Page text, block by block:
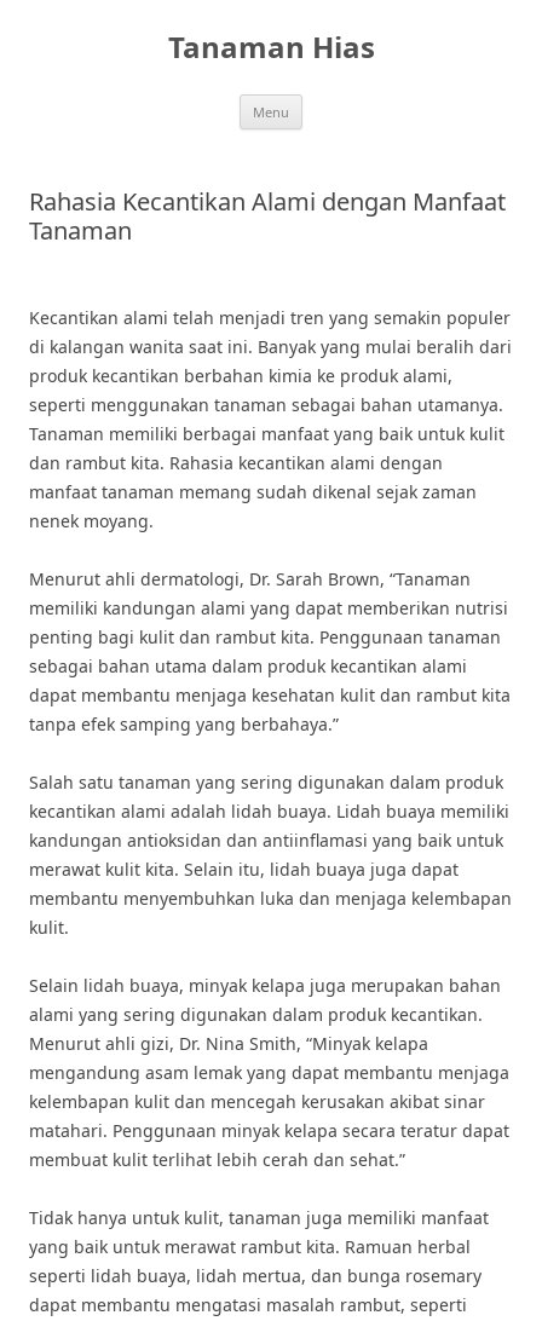
Tanaman Hias
Menu
Rahasia Kecantikan Alami dengan Manfaat
Tanaman
Kecantikan alami telah menjadi tren yang semakin populer
di kalangan wanita saat ini. Banyak yang mulai beralih dari
produk kecantikan berbahan kimia ke produk alami,
seperti menggunakan tanaman sebagai bahan utamanya.
Tanaman memiliki berbagai manfaat yang baik untuk kulit
dan rambut kita. Rahasia kecantikan alami dengan
manfaat tanaman memang sudah dikenal sejak zaman
nenek moyang.
Menurut ahli dermatologi, Dr. Sarah Brown, “Tanaman
memiliki kandungan alami yang dapat memberikan nutrisi
penting bagi kulit dan rambut kita. Penggunaan tanaman
sebagai bahan utama dalam produk kecantikan alami
dapat membantu menjaga kesehatan kulit dan rambut kita
tanpa efek samping yang berbahaya.”
Salah satu tanaman yang sering digunakan dalam produk
kecantikan alami adalah lidah buaya. Lidah buaya memiliki
kandungan antioksidan dan antiinflamasi yang baik untuk
merawat kulit kita. Selain itu, lidah buaya juga dapat
membantu menyembuhkan luka dan menjaga kelembapan
kulit.
Selain lidah buaya, minyak kelapa juga merupakan bahan
alami yang sering digunakan dalam produk kecantikan.
Menurut ahli gizi, Dr. Nina Smith, “Minyak kelapa
mengandung asam lemak yang dapat membantu menjaga
kelembapan kulit dan mencegah kerusakan akibat sinar
matahari. Penggunaan minyak kelapa secara teratur dapat
membuat kulit terlihat lebih cerah dan sehat.”
Tidak hanya untuk kulit, tanaman juga memiliki manfaat
yang baik untuk merawat rambut kita. Ramuan herbal
seperti lidah buaya, lidah mertua, dan bunga rosemary
dapat membantu mengatasi masalah rambut, seperti